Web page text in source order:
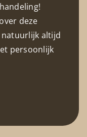
deze
natuurlijk altijd
persoonlijk